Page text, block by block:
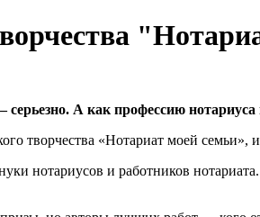
А как профессию нотариуса
творчества «Нотариат моей семьи»,
нотариусов и работников